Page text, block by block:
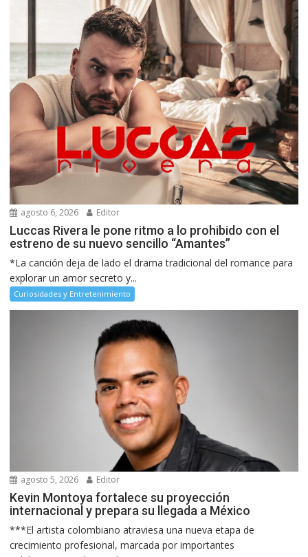
agosto 6, 2026 Editor
Luccas Rivera le pone ritmo a lo prohibido con el
estreno de su nuevo sencillo “Amantes”
*La canción deja de lado el drama tradicional del romance para
explorar un amor secreto y...
Curiosidades y Entretenimiento
agosto 5, 2026 Editor
Kevin Montoya fortalece su proyección
internacional y prepara su llegada a México
***El artista colombiano atraviesa una nueva etapa de
crecimiento profesional, marcada por importantes